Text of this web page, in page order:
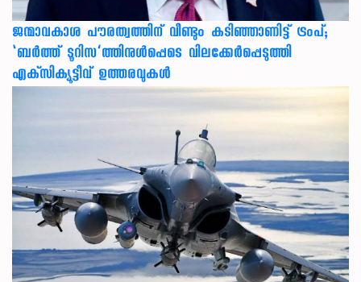
ജന്മാവകാശ പൗരത്വത്തിന് വീണ്ടും കടിഞ്ഞാണിട്ട് ട്രംപ്;
‘ബര്‍ത്ത് ടൂറിസ’ത്തിനുള്‍പ്പെടെ വിലക്കേര്‍പ്പെടുത്തി
എക്‌സിക്യൂട്ടീവ് ഉത്തരവുകള്‍